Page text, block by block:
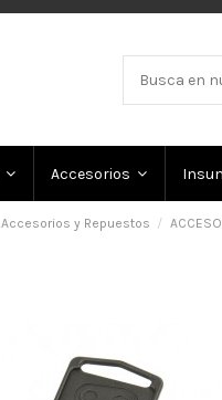
Accesorios
Accesorios y Repuestos